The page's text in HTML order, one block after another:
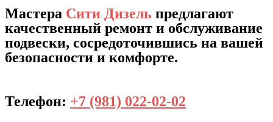
Мастера Сити Дизель предлагают
качественный ремонт и обслуживание
подвески, сосредоточившись на вашей
безопасности и комфорте.
Телефон: +7 (981) 022-02-02